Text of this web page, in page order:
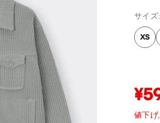
サイ
XS
値下げ,